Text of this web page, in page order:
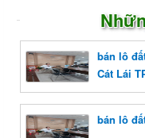
bán lô
Cát Lái
bán lô